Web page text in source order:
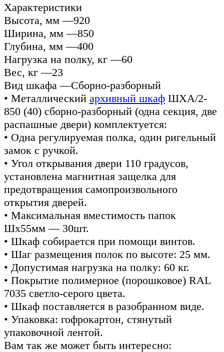
Характеристики
Высота, мм —920
Ширина, мм —850
Глубина, мм —400
Нагрузка на полку, кг —60
Вес, кг —23
Вид шкафа —Сборно-разборный
• Металлический архивный шкаф ШХА/2-
850 (40) сборно-разборный (одна секция, две
распашные двери) комплектуется:
• Одна регулируемая полка, один ригельный
замок с ручкой.
• Угол открывания двери 110 градусов,
установлена магнитная защелка для
предотвращения самопроизвольного
открытия дверей.
• Максимальная вместимость папок
Шх55мм — 30шт.
• Шкаф собирается при помощи винтов.
• Шаг размещения полок по высоте: 25 мм.
• Допустимая нагрузка на полку: 60 кг.
• Покрытие полимерное (порошковое) RAL
7035 светло-серого цвета.
• Шкаф поставляется в разобранном виде.
• Упаковка: гофрокартон, стянутый
упаковочной лентой.
Вам так же может быть интересно: